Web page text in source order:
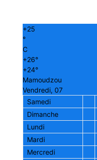
+25
°
C
+26°
+24°
Mamoudzou
Vendredi, 07
Samedi
Dimanche
Lundi
Mardi
Mercredi